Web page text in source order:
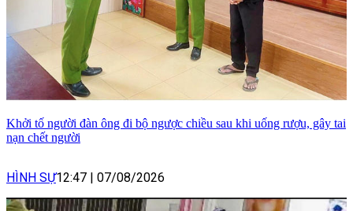
Khởi tố người đàn ông đi bộ ngược chiều sau khi uống rượu, gây tai
nạn chết người
HÌNH SỰ12:47 07/08/2026